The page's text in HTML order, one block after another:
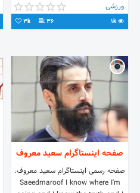
ورزشی
1k
36
3k
صفحه اینستاگرام سعید معروف
صفحه رسمی اینستاگرام سعید معروف.
Saeedmaroof I know where I'm